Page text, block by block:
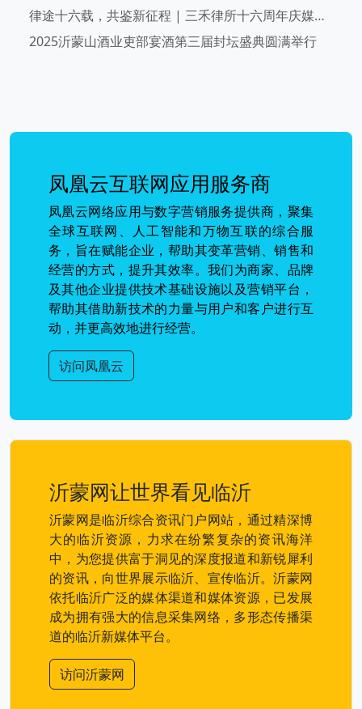
律途十六载，共鉴新征程 | 三禾律所十六周年庆媒体见面会圆满举办
2025沂蒙山酒业吏部宴酒第三届封坛盛典圆满举行
凤凰云互联网应用服务商
凤凰云网络应用与数字营销服务提供商，聚集
全球互联网、人工智能和万物互联的综合服
务，旨在赋能企业，帮助其变革营销、销售和
经营的方式，提升其效率。我们为商家、品牌
及其他企业提供技术基础设施以及营销平台，
帮助其借助新技术的力量与用户和客户进行互
动，并更高效地进行经营。
访问凤凰云
沂蒙网让世界看见临沂
沂蒙网是临沂综合资讯门户网站，通过精深博
大的临沂资源，力求在纷繁复杂的资讯海洋
中，为您提供富于洞见的深度报道和新锐犀利
的资讯，向世界展示临沂、宣传临沂。沂蒙网
依托临沂广泛的媒体渠道和媒体资源，已发展
成为拥有强大的信息采集网络，多形态传播渠
道的临沂新媒体平台。
访问沂蒙网